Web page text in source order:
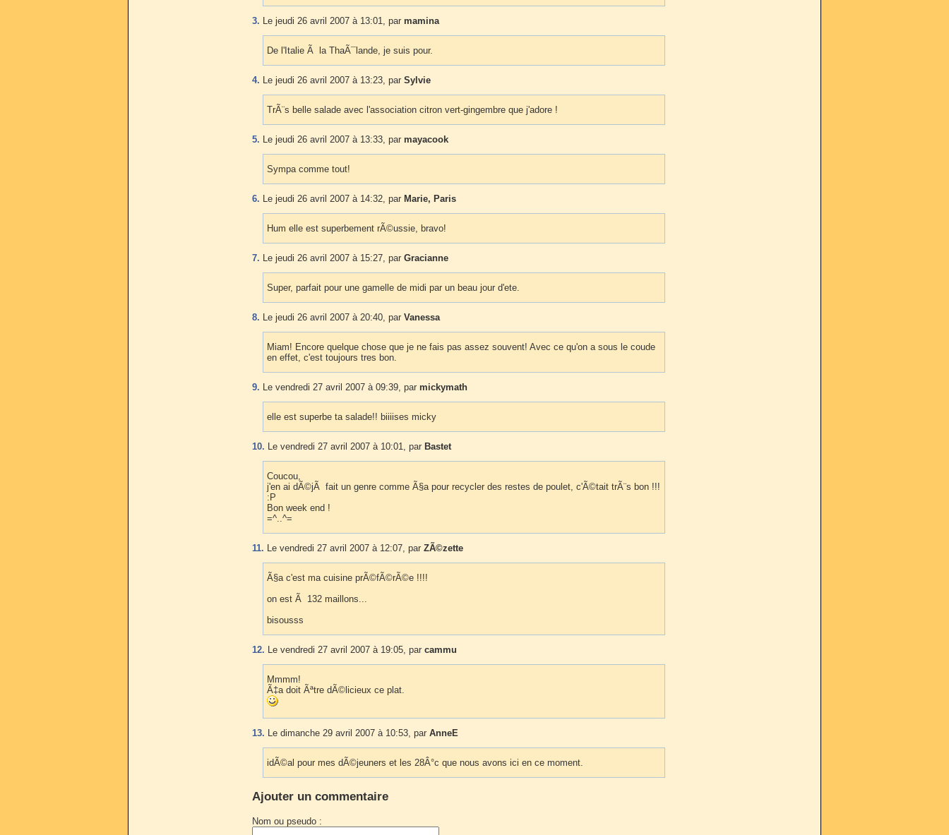
3. Le jeudi 26 avril 2007 à 13:01, par mamina
De l'Italie Ã la ThaÃ¯lande, je suis pour.
4. Le jeudi 26 avril 2007 à 13:23, par Sylvie
TrÃ¨s belle salade avec l'association citron vert-gingembre que j'adore !
5. Le jeudi 26 avril 2007 à 13:33, par mayacook
Sympa comme tout!
6. Le jeudi 26 avril 2007 à 14:32, par Marie, Paris
Hum elle est superbement rÃ©ussie, bravo!
7. Le jeudi 26 avril 2007 à 15:27, par Gracianne
Super, parfait pour une gamelle de midi par un beau jour d'ete.
8. Le jeudi 26 avril 2007 à 20:40, par Vanessa
Miam! Encore quelque chose que je ne fais pas assez souvent! Avec ce qu'on a sous le coude
en effet, c'est toujours tres bon.
9. Le vendredi 27 avril 2007 à 09:39, par mickymath
elle est superbe ta salade!! biiiises micky
10. Le vendredi 27 avril 2007 à 10:01, par Bastet
Coucou,
j'en ai dÃ©jÃ fait un genre comme Ã§a pour recycler des restes de poulet, c'Ã©tait trÃ¨s bon !!!
:P
Bon week end !
=^..^=
11. Le vendredi 27 avril 2007 à 12:07, par ZÃ©zette
Ã§a c'est ma cuisine prÃ©fÃ©rÃ©e !!!!
on est Ã 132 maillons...
bisousss
12. Le vendredi 27 avril 2007 à 19:05, par cammu
Mmmm!
Ã‡a doit Ãªtre dÃ©licieux ce plat.
13. Le dimanche 29 avril 2007 à 10:53, par AnneE
idÃ©al pour mes dÃ©jeuners et les 28Â°c que nous avons ici en ce moment.
Ajouter un commentaire
Nom ou pseudo :